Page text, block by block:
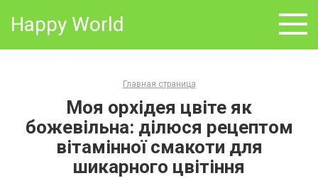
Happy World
Главная страница
Моя орхідея цвіте як
божевільна: ділюся рецептом
вітамінної смакоти для
шикарного цвітіння